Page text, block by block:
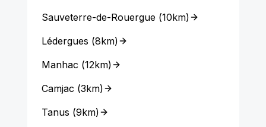
Sauveterre-de-Rouergue(10km)
Lédergues (8km)
Manhac (12km)
Camjac (3km)
Tanus (9km)